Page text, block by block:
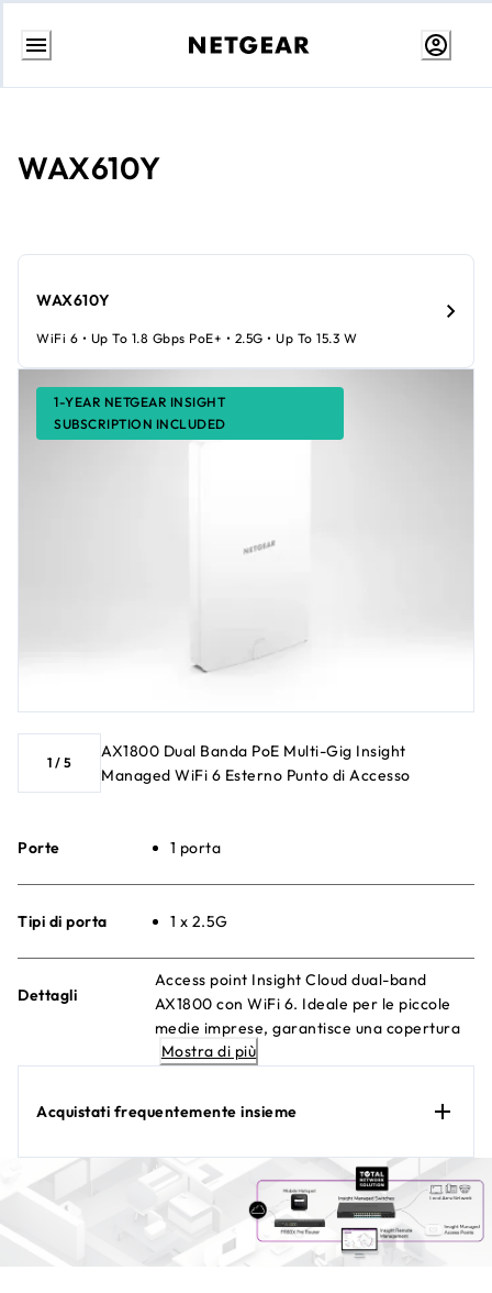
Passa
WAX610Y
1-YEAR NETGEAR INSIGHT
SUBSCRIPTION INCLUDED
1 / 5
AX1800 Dual Banda PoE Multi-Gig Insight
Managed WiFi 6 Esterno Punto di Accesso
Porte 1 porta
Tipi di porta 1 x 2.5G
Dettagli
Access point Insight Cloud dual-band
AX1800 con WiFi 6. Ideale per le piccole
medie imprese, garantisce una copertura
ottimale. L'installazione avviene in modo
Cloud, un abbonamento a Insight + è
Mostra di più
Acquistati frequentemente insieme
WAX610Y
WiFi 6 • Up To 1.8 Gbps PoE+ • 2.5G • Up To 15.3 W